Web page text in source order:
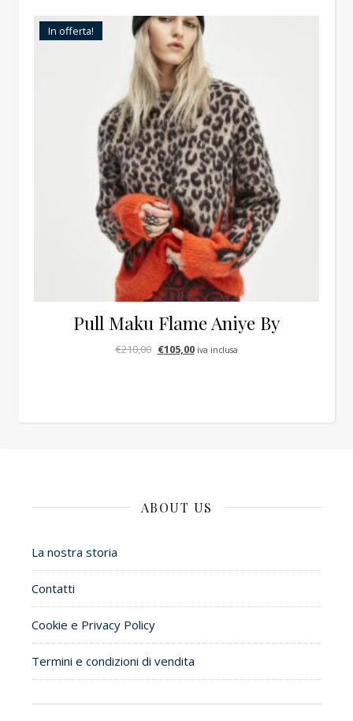
In offerta!
Pull Maku Flame Aniye By
€210,00 Il prezzo originale era: €210,00.
€105,00Il prezzo attuale è: €105,00.
iva inclusa
ABOUT US
La nostra storia
Contatti
Cookie e Privacy Policy
Termini e condizioni di vendita